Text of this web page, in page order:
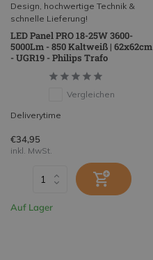
Design, hochwertige Technik &
schnelle Lieferung!
LED Panel PRO 18-25W 3600-
5000Lm - 850 Kaltweiß | 62x62cm
- UGR19 - Philips Trafo
Vergleichen
Deliverytime
€34,95
inkl. MwSt.
Auf Lager